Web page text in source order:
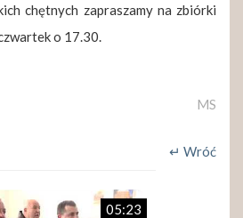
chętnych zapraszamy na zbiórki
o 17.30.
MS
↵ Wróć
05:23